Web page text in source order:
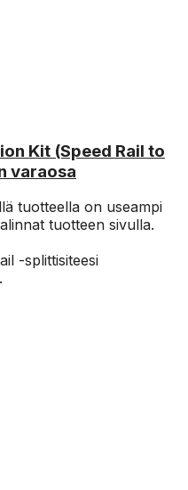
Kit (Speed Rail to
varaosa
tuotteella on useampi
tuotteen sivulla.
-splittisiteesi